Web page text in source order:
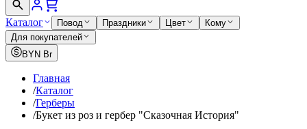
Каталог Повод Праздники Цвет
Кому
Для покупателей
BYN Br
Главная
/Каталог
/Герберы
/Букет из роз и гербер "Cказочная История"